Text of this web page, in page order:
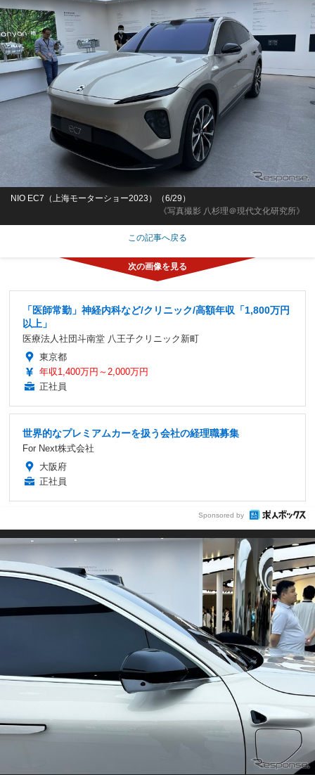
《写真撮影 八杉理＠現代文化研究所》
NIO EC7（上海モーターショー2023）（6/29）
この記事へ戻る
「医師常勤」神経内科など/クリニック/高額年収「1,800万円
以上」
医療法人社団斗南堂 八王子クリニック新町
東京都
年収1,400万円～2,000万円
正社員
世界的なプレミアムカーを扱う会社の経理職募集
For Next株式会社
大阪府
正社員
Sponsored by